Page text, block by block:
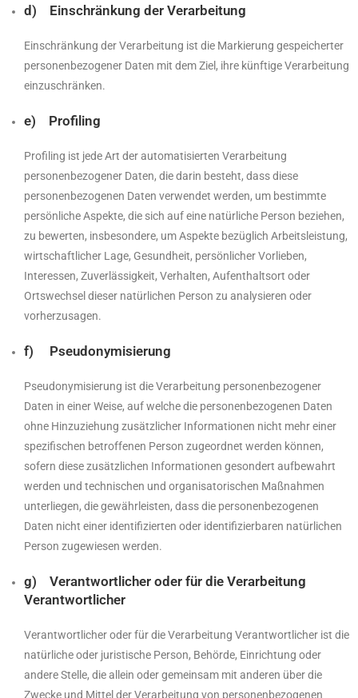
d) Einschränkung der Verarbeitung
Einschränkung der Verarbeitung ist die Markierung gespeicherter
personenbezogener Daten mit dem Ziel, ihre künftige Verarbeitung
einzuschränken.
e) Profiling
Profiling ist jede Art der automatisierten Verarbeitung
personenbezogener Daten, die darin besteht, dass diese
personenbezogenen Daten verwendet werden, um bestimmte
persönliche Aspekte, die sich auf eine natürliche Person beziehen,
zu bewerten, insbesondere, um Aspekte bezüglich Arbeitsleistung,
wirtschaftlicher Lage, Gesundheit, persönlicher Vorlieben,
Interessen, Zuverlässigkeit, Verhalten, Aufenthaltsort oder
Ortswechsel dieser natürlichen Person zu analysieren oder
vorherzusagen.
f) Pseudonymisierung
Pseudonymisierung ist die Verarbeitung personenbezogener
Daten in einer Weise, auf welche die personenbezogenen Daten
ohne Hinzuziehung zusätzlicher Informationen nicht mehr einer
spezifischen betroffenen Person zugeordnet werden können,
sofern diese zusätzlichen Informationen gesondert aufbewahrt
werden und technischen und organisatorischen Maßnahmen
unterliegen, die gewährleisten, dass die personenbezogenen
Daten nicht einer identifizierten oder identifizierbaren natürlichen
Person zugewiesen werden.
g) Verantwortlicher oder für die Verarbeitung
Verantwortlicher
Verantwortlicher oder für die Verarbeitung Verantwortlicher ist die
natürliche oder juristische Person, Behörde, Einrichtung oder
andere Stelle, die allein oder gemeinsam mit anderen über die
Zwecke und Mittel der Verarbeitung von personenbezogenen